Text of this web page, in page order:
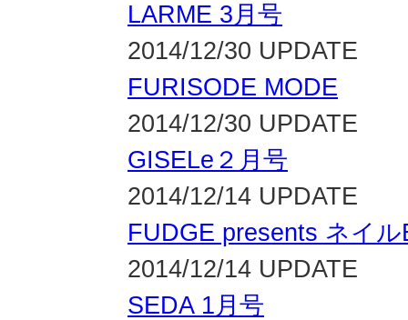
LARME 3月号
2014/12/30 UPDATE
FURISODE MODE
2014/12/30 UPDATE
GISELe２月号
2014/12/14 UPDATE
FUDGE presents ネイ
2014/12/14 UPDATE
SEDA 1月号